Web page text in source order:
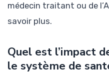
médecin traitant ou de
savoir plus.
Quel est l’impact
le système de